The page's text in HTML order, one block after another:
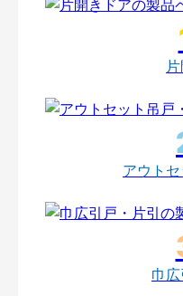
アウト
巾